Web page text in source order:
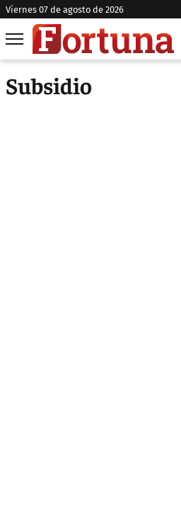
viernes 07 de agosto de 2026
Subsidio